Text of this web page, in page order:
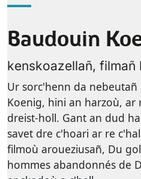
Baudouin
kenskoazellañ, filmañ
Ur sorc'henn da
Koenig, hini an harzoù, ar
dreist-holl. Gant an dud
savet dre c'hoari ar re
filmoù aroueziusañ, Du
hommes abandonnés de